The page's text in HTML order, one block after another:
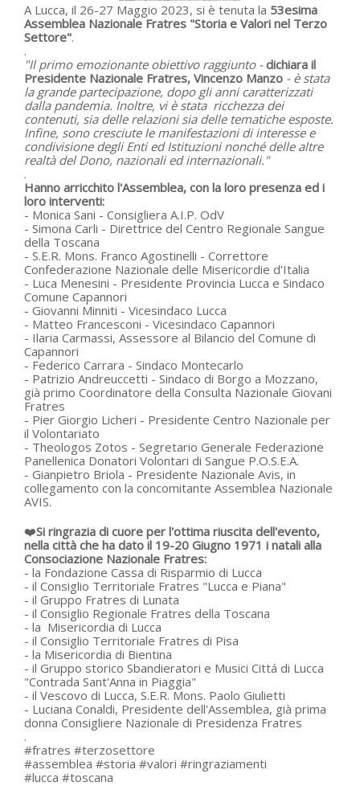
A Lucca, il 26-27 Maggio 2023, si è tenuta la 53esima
Assemblea Nazionale Fratres "Storia e Valori nel Terzo
Settore".
.
"Il primo emozionante obiettivo raggiunto -dichiara il
Presidente Nazionale Fratres, Vincenzo Manzo - è stata
la grande partecipazione, dopo gli anni caratterizzati
dalla pandemia. Inoltre, vi è stata ricchezza dei
contenuti, sia delle relazioni sia delle tematiche esposte.
Infine, sono cresciute le manifestazioni di interesse e
condivisione degli Enti ed Istituzioni nonché delle altre
realtà del Dono, nazionali ed internazionali."
.
Hanno arricchito l'Assemblea, con la loro presenza ed i
loro interventi:
- Monica Sani - Consigliera A.I.P. OdV
- Simona Carli - Direttrice del Centro Regionale Sangue
della Toscana
- S.E.R. Mons. Franco Agostinelli - Correttore
Confederazione Nazionale delle Misericordie d'Italia
- Luca Menesini - Presidente Provincia Lucca e Sindaco
Comune Capannori
- Giovanni Minniti - Vicesindaco Lucca
- Matteo Francesconi - Vicesindaco Capannori
- Ilaria Carmassi, Assessore al Bilancio del Comune di
Capannori
- Federico Carrara - Sindaco Montecarlo
- Patrizio Andreuccetti - Sindaco di Borgo a Mozzano,
già primo Coordinatore della Consulta Nazionale Giovani
Fratres
- Pier Giorgio Licheri - Presidente Centro Nazionale per
il Volontariato
- Theologos Zotos - Segretario Generale Federazione
Panellenica Donatori Volontari di Sangue P.O.S.E.A.
- Gianpietro Briola - Presidente Nazionale Avis, in
collegamento con la concomitante Assemblea Nazionale
AVIS.
❤️Si ringrazia di cuore per l'ottima riuscita dell'evento,
nella città che ha dato il 19-20 Giugno 1971 i natali alla
Consociazione Nazionale Fratres:
- la Fondazione Cassa di Risparmio di Lucca
- il Consiglio Territoriale Fratres "Lucca e Piana"
- il Gruppo Fratres di Lunata
- il Consiglio Regionale Fratres della Toscana
- la Misericordia di Lucca
- il Consiglio Territoriale Fratres di Pisa
- la Misericordia di Bientina
- il Gruppo storico Sbandieratori e Musici Cittá di Lucca
"Contrada Sant'Anna in Piaggia"
- il Vescovo di Lucca, S.E.R. Mons. Paolo Giulietti
- Luciana Conaldi, Presidente dell'Assemblea, già prima
donna Consigliere Nazionale di Presidenza Fratres
.
#fratres #terzosettore
#assemblea #storia #valori #ringraziamenti
#lucca #toscana